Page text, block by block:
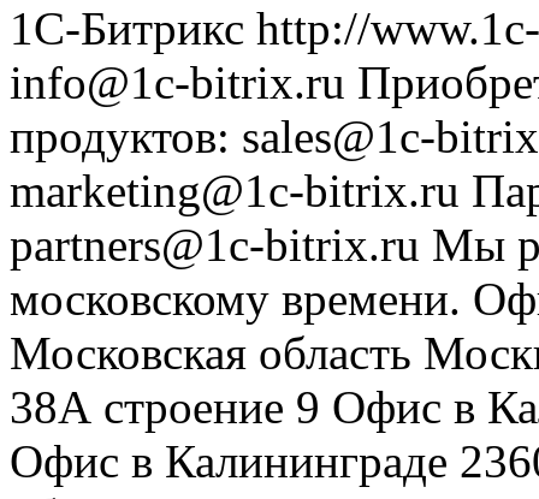
1С-Битрикс http://
info@1c-bitrix.ru
продуктов: sales@1c-
marketing@1c-bitrix.ru
partners@1c-bitrix.ru Мы
московскому времени.
Московская область
38А строение 9 Офис в
Офис в Калининграде